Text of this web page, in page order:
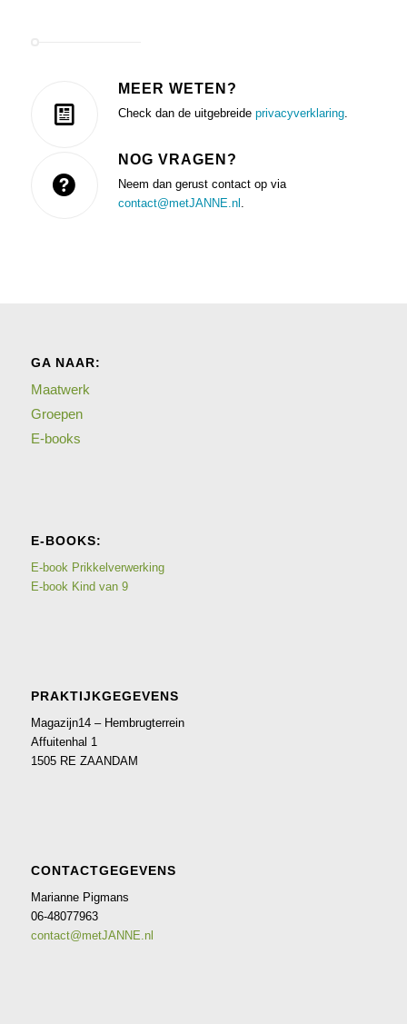
MEER WETEN?
Check dan de uitgebreide privacyverklaring.
NOG VRAGEN?
Neem dan gerust contact op via
contact@metJANNE.nl
GA NAAR:
Maatwerk
Groepen
E-books
E-BOOKS:
E-book Prikkelverwerking
E-book Kind van 9
PRAKTIJKGEGEVENS
Magazijn14 – Hembrugterrein
Affuitenhal 1
1505 RE ZAANDAM
CONTACTGEGEVENS
Marianne Pigmans
06-48077963
contact@metJANNE.nl